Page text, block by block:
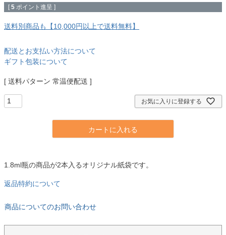
[ 5 ポイント進呈 ]
送料別商品も【10,000円以上で送料無料】
配送とお支払い方法について
ギフト包装について
送料パターン 常温便配送
お気に入りに登録する
カートに入れる
1.8ml瓶の商品が2本入るオリジナル紙袋です。
返品特約について
商品についてのお問い合わせ